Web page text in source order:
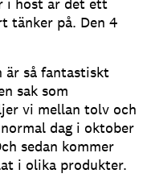
i höst är det ett
tänker på. Den 4
är så fantastiskt
sak som
vi mellan tolv och
dag i oktober
sedan kommer
i olika produkter.